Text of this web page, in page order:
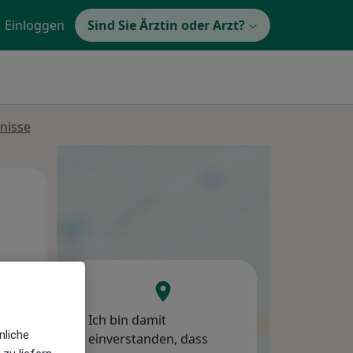
Einloggen Sind Sie Ärztin oder Arzt?
Ich bin damit
einverstanden, dass